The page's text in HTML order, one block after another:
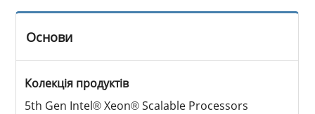
Основи
Колекція продуктів
5th Gen Intel® Xeon® Scalable Processors